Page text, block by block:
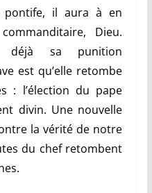
pontife, il aura à en
Dieu.
déjà sa punition
est qu’elle retombe
: l’élection du pape
divin. Une nouvelle
la vérité de notre
du chef retombent